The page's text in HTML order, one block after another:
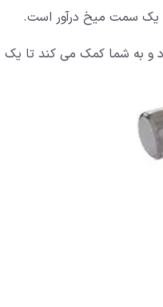
سمت میخ درآور است.
و به شما کمک می کند تا یک